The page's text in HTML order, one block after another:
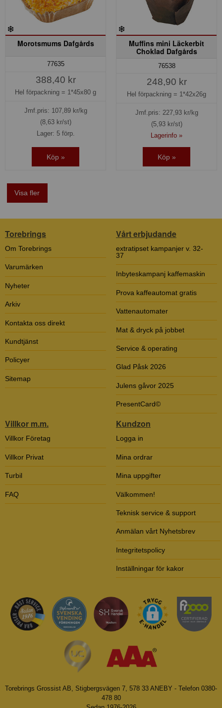
Morotsmums Dafgårds
77635
388,40 kr
Hel förpackning = 1*45x80 g
Jmf.pris: 107,89kr/kg
(8,63 kr/st)
Lager: 5 förp.
Köp »
Muffins mini Läckerbit
Choklad Dafgårds
76538
248,90 kr
Hel förpackning = 1*42x26g
Jmf.pris: 227,93kr/kg
(5,93 kr/st)
Lagerinfo »
Köp »
Visa fler
Torebrings
Om Torebrings
Varumärken
Nyheter
Arkiv
Kontakta oss direkt
Kundtjänst
Policyer
Sitemap
Vårt erbjudande
extratipset kampanjer v. 32-
37
Inbyteskampanj kaffemaskin
Prova kaffeautomat gratis
Vattenautomater
Mat & dryck på jobbet
Service & operating
Glad Påsk 2026
Julens gåvor 2025
PresentCard©
Villkor m.m.
Villkor Företag
Villkor Privat
Turbil
FAQ
Kundzon
Logga in
Mina ordrar
Mina uppgifter
Välkommen!
Teknisk service & support
Anmälan vårt Nyhetsbrev
Integritetspolicy
Inställningar för kakor
Torebrings Grossist AB, Stigbergsvägen 7, 578 33 ANEBY - Telefon 0380-
478 80